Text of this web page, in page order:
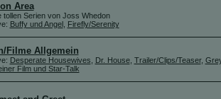
Area
tollen Serien von Joss Whedon
Buffy und Angel, Firefly/Serenity
Filme Allgemein
Desperate Housewives Dr. House, Trailer/Clips/Teaser,
Film und Star-Talk